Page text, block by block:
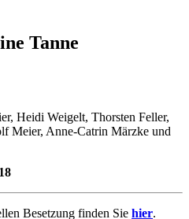
Tanne
Heidi Weigelt, Thorsten Feller,
Meier, Anne-Catrin Märzke und
Besetzung finden Sie hier.